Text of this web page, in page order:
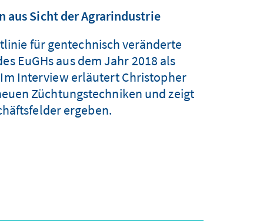
aus Sicht der Agrarindustrie
für gentechnisch veränderte
EuGHs aus dem Jahr 2018 als
Interview erläutert Christopher
Züchtungstechniken und zeigt
ergeben.